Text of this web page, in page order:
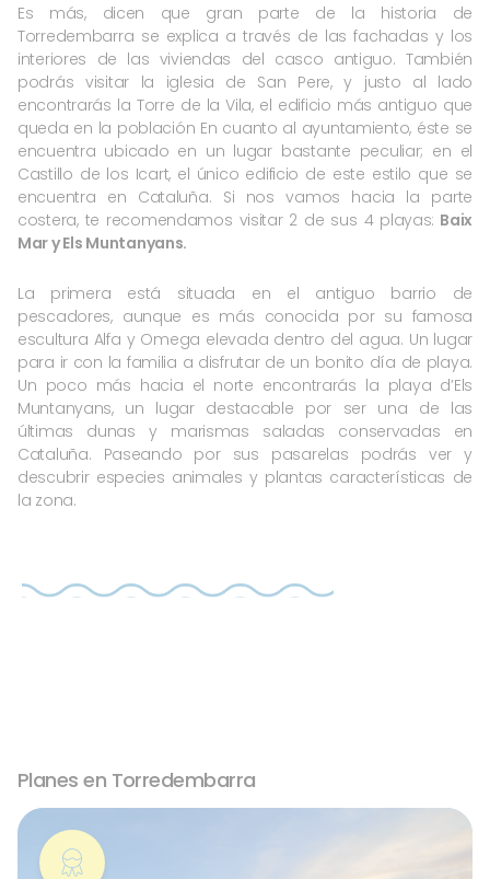
Es más, dicen que gran parte de la historia de
Torredembarra se explica a través de las fachadas y los
interiores de las viviendas del casco antiguo. También
podrás visitar la iglesia de San Pere, y justo al lado
encontrarás la Torre de la Vila, el edificio más antiguo que
queda en la población En cuanto al ayuntamiento, éste se
encuentra ubicado en un lugar bastante peculiar; en el
Castillo de los Icart, el único edificio de este estilo que se
encuentra en Cataluña. Si nos vamos hacia la parte
costera, te recomendamos visitar 2 de sus 4 playas: Baix
Mar y Els Muntanyans.
La primera está situada en el antiguo barrio de
pescadores, aunque es más conocida por su famosa
escultura Alfa y Omega elevada dentro del agua. Un lugar
para ir con la familia a disfrutar de un bonito día de playa.
Un poco más hacia el norte encontrarás la playa d’Els
Muntanyans, un lugar destacable por ser una de las
últimas dunas y marismas saladas conservadas en
Cataluña. Paseando por sus pasarelas podrás ver y
descubrir especies animales y plantas características de
la zona.
Planes en Torredembarra